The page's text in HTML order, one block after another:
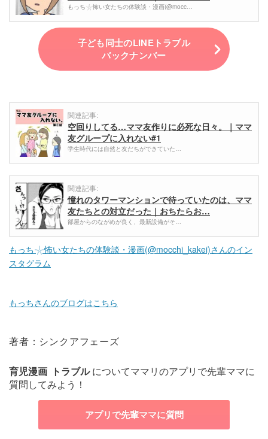
もっち𓇼怖い女たちの体験談・漫画(@mocc…
子ども同士のLINEトラブル
バックナンバー
関連記事:
空回りしてる…ママ友作りに必死な日々。｜ママ
友グループに入れない#1
学生時代には自然と友だちができていた…
関連記事:
憧れのタワーマンションで待っていたのは、ママ
友たちとの対立だった｜おちたらお…
部屋からのながめが良く、最新設備がそ…
もっち𓇼怖い女たちの体験談・漫画(@mocchi_kakei)さんのイン
スタグラム
もっちさんのブログはこちら
著者：シンクアフェーズ
育児漫画 トラブルについてママリのアプリで先輩ママに
質問してみよう！
アプリで先輩ママに質問